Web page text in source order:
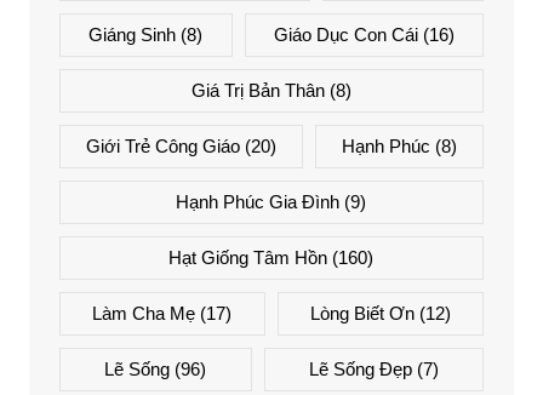
Giáng Sinh (8) Giáo Dục Con Cái(16)
Giá Trị Bản Thân(8)
Giới Trẻ Công Giáo(20) Hạnh Phúc (8)
Hạnh Phúc Gia Đình (9)
Hạt Giống Tâm Hồn (160)
Làm Cha Mẹ (17) Lòng Biết Ơn(12)
Lẽ Sống (96) Lẽ Sống Đẹp(7)